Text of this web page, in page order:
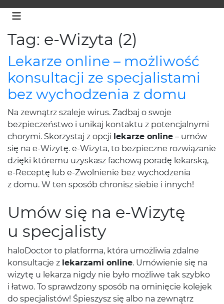
Tag: e-Wizyta (2)
Lekarze online – możliwość
konsultacji ze specjalistami
bez wychodzenia z domu
Na zewnątrz szaleje wirus. Zadbaj o swoje
bezpieczeństwo i unikaj kontaktu z potencjalnymi
chorymi. Skorzystaj z opcji lekarze online – umów
się na e-Wizytę. e-Wizyta, to bezpieczne rozwiązanie
dzięki któremu uzyskasz fachową poradę lekarską,
e-Receptę lub e-Zwolnienie bez wychodzenia
z domu. W ten sposób chronisz siebie i innych!
Umów się na e-Wizytę
u specjalisty
haloDoctor to platforma, która umożliwia zdalne
konsultacje z lekarzami online. Umówienie się na
wizytę u lekarza nigdy nie było możliwe tak szybko
i łatwo. To sprawdzony sposób na ominięcie kolejek
do specjalistów! Śpieszysz się albo na zewnątrz